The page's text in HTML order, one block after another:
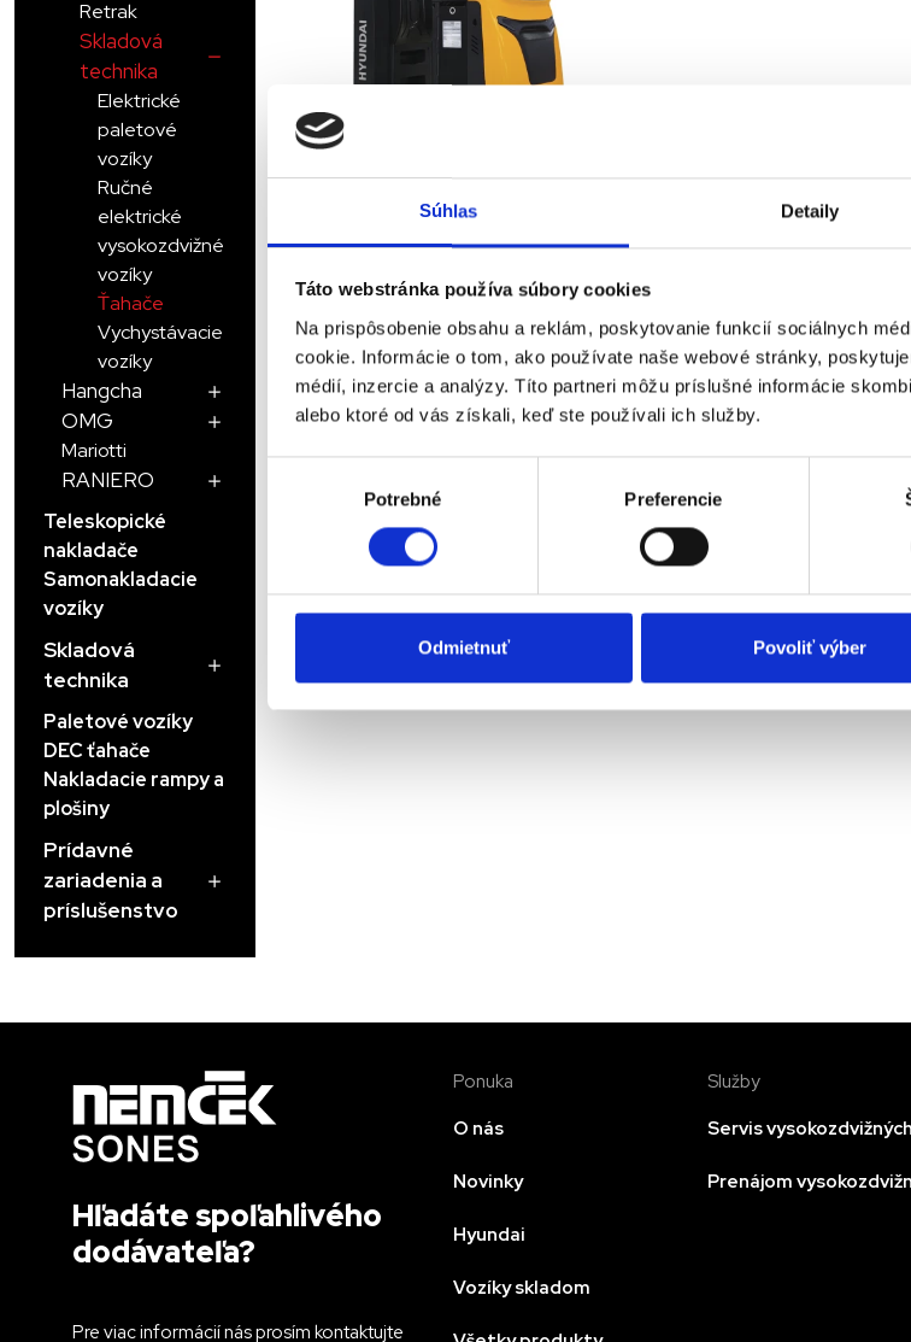
Súhlas Detaily
Táto webstránka používa súbory cookies
Na prispôsobenie obsahu a reklám, poskytovanie funkcií sociálnych
cookie. Informácie o tom, ako používate naše webové stránky,
médií, inzercie a analýzy. Títo partneri môžu príslušné informácie
alebo ktoré od vás získali, keď ste používali ich služby.
Potrebné Preferencie
Odmietnuť Povoliť výber
Retrak
Skladová
technika
Elektrické
paletové
vozíky
Ručné
elektrické
vysokozdvižné
vozíky
Ťahače
Vychystávacie
vozíky
Hangcha
OMG
Mariotti
RANIERO
Teleskopické
nakladače
Samonakladacie
vozíky
Skladová
technika
Paletové vozíky
DEC ťahače
Nakladacie rampy a
plošiny
Prídavné
zariadenia a
príslušenstvo
Ťahač Hyundai ET-X
Detail produktu
Hľadáte spoľahlivého
dodávateľa?
Pre viac informácií nás prosím kontaktujte
Ponuka
O nás
Novinky
Hyundai
Vozíky skladom
Služby
Servis
Prenájom